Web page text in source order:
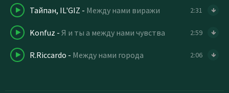
Тайпан, IL'GIZ - Между нами виражи 2:31
Konfuz - Я и ты а между нами чувства 2:59
R.Riccardo - Между нами города 2:06